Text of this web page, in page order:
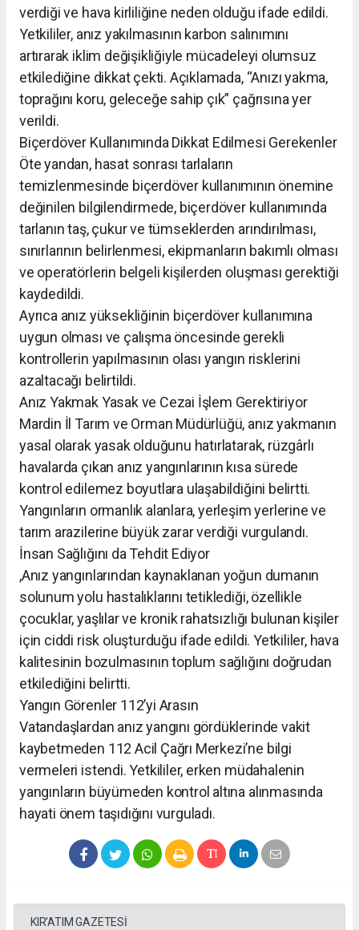
verdiği ve hava kirliliğine neden olduğu ifade edildi.
Yetkililer, anız yakılmasının karbon salınımını
artırarak iklim değişikliğiyle mücadeleyi olumsuz
etkilediğine dikkat çekti. Açıklamada, “Anızı yakma,
toprağını koru, geleceğe sahip çık” çağrısına yer
verildi.
Biçerdöver Kullanımında Dikkat Edilmesi Gerekenler
Öte yandan, hasat sonrası tarlaların
temizlenmesinde biçerdöver kullanımının önemine
değinilen bilgilendirmede, biçerdöver kullanımında
tarlanın taş, çukur ve tümseklerden arındırılması,
sınırlarının belirlenmesi, ekipmanların bakımlı olması
ve operatörlerin belgeli kişilerden oluşması gerektiği
kaydedildi.
Ayrıca anız yüksekliğinin biçerdöver kullanımına
uygun olması ve çalışma öncesinde gerekli
kontrollerin yapılmasının olası yangın risklerini
azaltacağı belirtildi.
Anız Yakmak Yasak ve Cezai İşlem Gerektiriyor
Mardin İl Tarım ve Orman Müdürlüğü, anız yakmanın
yasal olarak yasak olduğunu hatırlatarak, rüzgârlı
havalarda çıkan anız yangınlarının kısa sürede
kontrol edilemez boyutlara ulaşabildiğini belirtti.
Yangınların ormanlık alanlara, yerleşim yerlerine ve
tarım arazilerine büyük zarar verdiği vurgulandı.
İnsan Sağlığını da Tehdit Ediyor
,Anız yangınlarından kaynaklanan yoğun dumanın
solunum yolu hastalıklarını tetiklediği, özellikle
çocuklar, yaşlılar ve kronik rahatsızlığı bulunan kişiler
için ciddi risk oluşturduğu ifade edildi. Yetkililer, hava
kalitesinin bozulmasının toplum sağlığını doğrudan
etkilediğini belirtti.
Yangın Görenler 112’yi Arasın
Vatandaşlardan anız yangını gördüklerinde vakit
kaybetmeden 112 Acil Çağrı Merkezi’ne bilgi
vermeleri istendi. Yetkililer, erken müdahalenin
yangınların büyümeden kontrol altına alınmasında
hayati önem taşıdığını vurguladı.
KIR'ATIM GAZETESİ